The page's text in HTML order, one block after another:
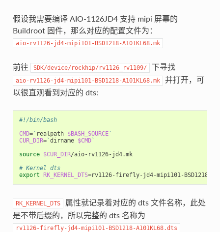
假设我需要编译 AIO-1126JD4 支持 mipi 屏幕的
Buildroot 固件，那么对应的配置文件为：
aio-rv1126-jd4-mipi101-BSD1218-A101KL68.mk
前往 SDK/device/rockhip/rv1126_rv1109/ 下寻找
aio-rv1126-jd4-mipi101-BSD1218-A101KL68.mk
并打开，可
以很直观看到对应的 dts:
#!/bin/bash
CMD=` realpath $BASH_SOURCE`
CUR_DIR=` dirname $CMD`
source $CUR_DIR/aio-rv1126-jd4.mk
# Kernel dts
export
RK_KERNEL_DTS=
RK_KERNEL_DTS
属性就记录着对应的 dts 文件名称，此处
是不带后缀的，所以完整的 dts 名称为
rv1126-firefly-jd4-mipi101-BSD1218-A101KL68.dts